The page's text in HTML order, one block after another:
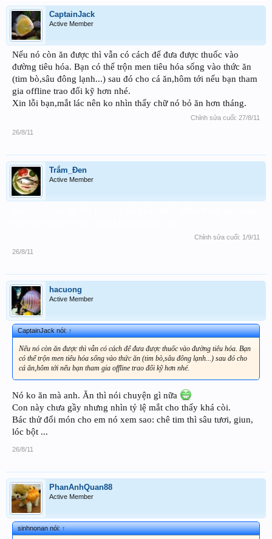
CaptainJack
Active Member
Nếu nó còn ăn được thì vẫn có cách để đưa được thuốc vào
đường tiêu hóa. Bạn có thể trộn men tiêu hóa sống vào thức ăn
(tim bò,sâu đông lạnh...) sau đó cho cá ăn,hôm tới nếu bạn tham
gia offline trao đổi kỹ hơn nhé.
Xin lỗi bạn,mắt lác nên ko nhìn thấy chữ nó bỏ ăn hơn tháng.
Chỉnh sửa cuối: 27/8/11
26/8/11
Trắm_Đen
Active Member
Chỉnh sửa cuối: 1/9/11
26/8/11
hacuong
Active Member
CaptainJack nói:↑
Nếu nó còn ăn được thì vẫn có cách để đưa được thuốc vào đường tiêu hóa. Bạn
có thể trộn men tiêu hóa sống vào thức ăn (tim bò,sâu đông lạnh...) sau đó cho
cá ăn,hôm tới nếu bạn tham gia offline trao đổi kỹ hơn nhé.
Nó ko ăn mà anh. Ăn thì nói chuyện gì nữa
Con này chưa gầy nhưng nhìn tỷ lệ mắt cho thấy khá còi.
Bác thử đổi món cho em nó xem sao: chê tim thì sâu tươi, giun,
lóc bột ...
26/8/11
PhanAnhQuan88
Active Member
sinhnonan nói:↑